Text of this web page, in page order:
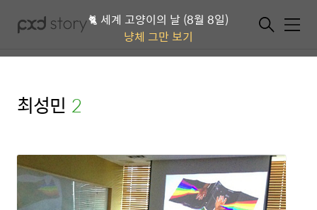
🐈 세계 고양이의 날 (8월 8일)
냥체 그만 보기
메뉴
최성민 (2)